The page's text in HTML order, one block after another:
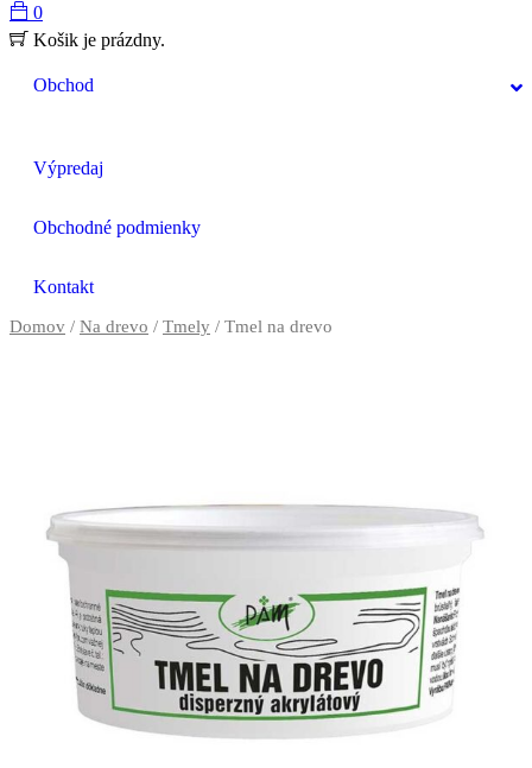
0
Košik je prázdny.
Obchod
Výpredaj
Obchodné podmienky
Kontakt
Domov / Na drevo / Tmely / Tmel na drevo